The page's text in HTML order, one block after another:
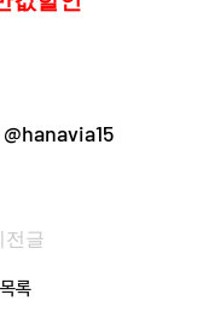
@hanavia15
전글
목록